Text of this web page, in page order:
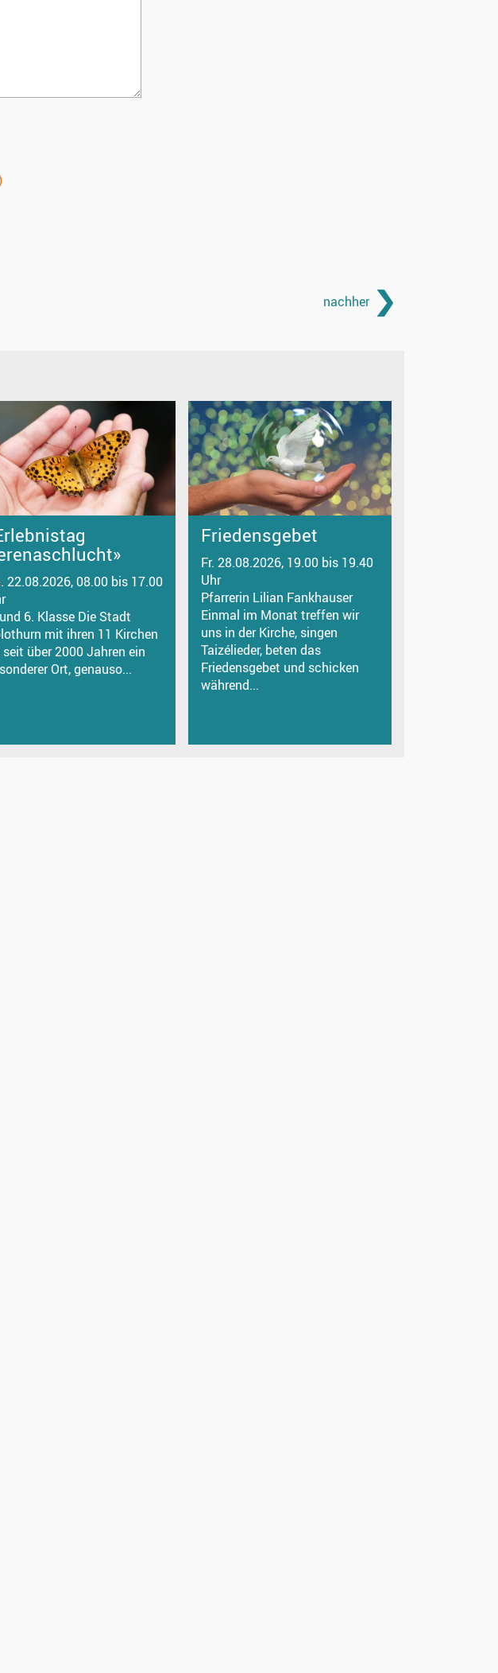
nachher
22.08.2026, 08.00 bis 17.00
6. Klasse Die Stadt
mit ihren 11 Kirchen
über 2000 Jahren ein
Ort, genauso...
Friedensgebet
Fr. 28.08.2026, 19.00 bis 19.40
Uhr
Pfarrerin Lilian Fankhauser
Einmal im Monat treffen wir
uns in der Kirche, singen
Taizélieder, beten das
Friedensgebet und schicken
während...